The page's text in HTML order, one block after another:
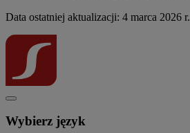
Data ostatniej aktualizacji: 4 marca 2026 r.
Wybierz język